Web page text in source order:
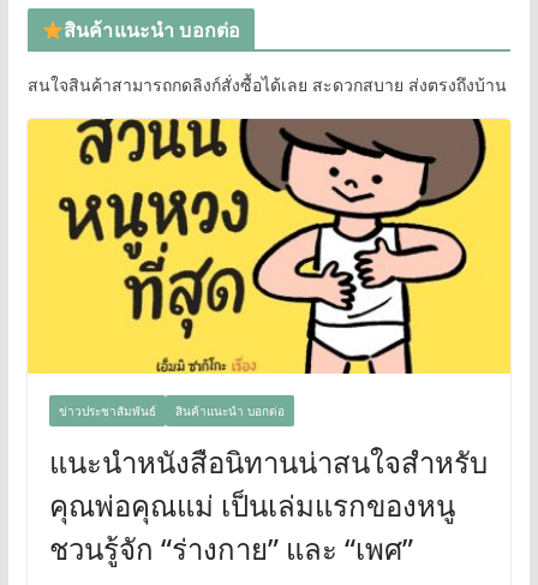
สินค้าแนะนำ บอกต่อ
สนใจสินค้าสามารถกดลิงก์สั่งซื้อได้เลย สะดวกสบาย ส่งตรงถึงบ้าน
ข่าวประชาสัมพันธ์ สินค้าแนะนำ บอกต่อ
แนะนำหนังสือนิทานน่าสนใจสำหรับ
คุณพ่อคุณแม่ เป็นเล่มแรกของหนู
ชวนรู้จัก “ร่างกาย” และ “เพศ”